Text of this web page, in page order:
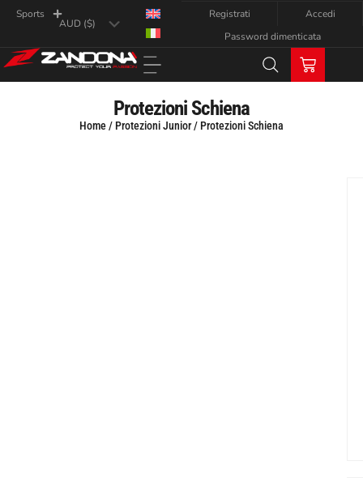
Sports Registrati
Accedi
Password dimenticata
Protezioni Schiena
Home/ Protezioni Junior/ Protezioni Schiena